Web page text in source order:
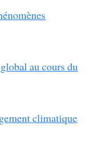
au cours du
climatique